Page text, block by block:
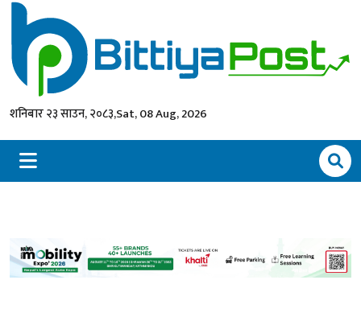
शनिबार २३ साउन, २०८३,Sat, 08 Aug, 2026